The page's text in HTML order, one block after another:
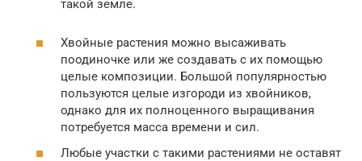
такой земле.
Хвойные растения можно высаживать
поодиночке или же создавать с их помощью
целые композиции. Большой популярностью
пользуются целые изгороди из хвойников,
однако для их полноценного выращивания
потребуется масса времени и сил.
Любые участки с такими растениями не оставят